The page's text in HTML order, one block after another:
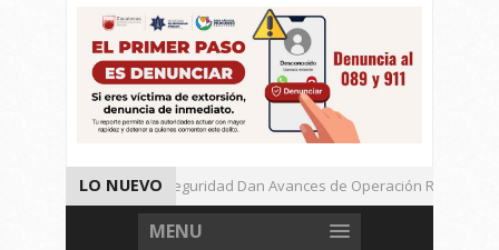
LO NUEVO
Autoridades de Seguridad Dan Avances de Operación Rastrillo.
Gran Festival de Música Electrónica en Festival Cultural de
MENU